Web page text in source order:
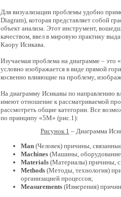
Для визуализации проблемы удобно
Diagram), которая представляет собой
объект анализа. Этот инструмент,
качеством, ввел в мировую практику
Каору Исикава.
Изучаемая проблема на диаграмме – это
условно изображается в виде прямой
косвенно влияющие на проблему,
На диаграмму Исикавы по направлению
имеют отношение к рассматриваемой
рассмотреть общие категории. Все
по принципу «5М» (рис.1):
Рисунок 1 – Диаграмма
Man (Человек) причины,
Machines (Машины,
Materials (Материалы) причины,
Methods (Методы, технология)
организацией процессов;
Measurements (Измерения)